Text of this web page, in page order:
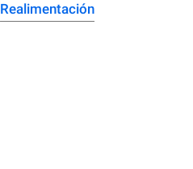
Realimentación